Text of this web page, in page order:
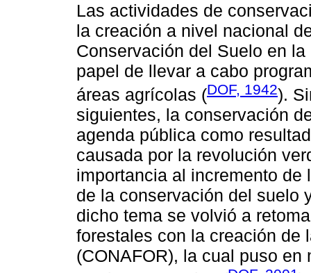
Las actividades de
la creación a nivel nacional
Conservación del Suelo en
papel de llevar a cabo
áreas agrícolas (DOF, 1942).
siguientes, la conservación
agenda pública como
causada por la revolución
importancia al incremento
de la conservación del suelo
dicho tema se volvió a
forestales con la creación de
(CONAFOR), la cual puso